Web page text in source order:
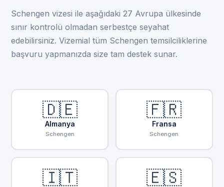
Schengen vizesi ile aşağıdaki 27 Avrupa ülkesinde
sınır kontrolü olmadan serbestçe seyahat
edebilirsiniz. Vizemial tüm Schengen temsilciliklerine
başvuru yapmanızda size tam destek sunar.
🇩🇪
Almanya
Schengen
🇫🇷
Fransa
Schengen
🇮🇹 🇪🇸